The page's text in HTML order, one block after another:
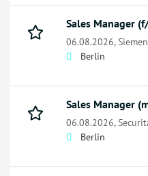
Sales Manager
06.08.2026,
Berlin
Sales Manager
06.08.2026,
Berlin